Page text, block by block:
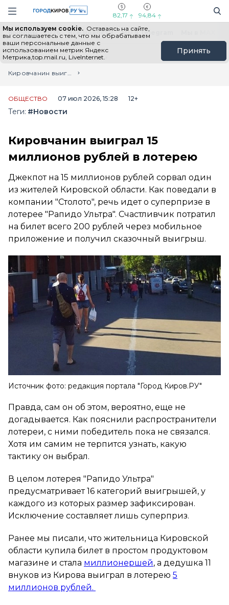
Навигация сайта
82,17 94,84
Мы используем cookie. Оставаясь на сайте,
вы соглашаетесь с тем, что мы обрабатываем
ваши персональные данные с
использованием метрик Яндекс
Метрика,top.mail.ru, LiveInternet.
Принять
Выборы - 2026 Все новости Мы в Telegram
Главная
Лента новостей
Кировчанин выиграл 15 миллионов рублей в лотерею
ОБЩЕСТВО 07 июл 2026, 15:28 12+
Теги: #Новости
Кировчанин выиграл 15
миллионов рублей в лотерею
Джекпот на 15 миллионов рублей сорвал один
из жителей Кировской области. Как поведали в
компании "Столото", речь идет о суперпризе в
лотерее "Рапидо Ультра". Счастливчик потратил
на билет всего 200 рублей через мобильное
приложение и получил сказочный выигрыш.
Источник фото: редакция портала "Город Киров.РУ"
Правда, сам он об этом, вероятно, еще не
догадывается. Как пояснили распространители
лотереи, с ними победитель пока не связался.
Хотя им самим не терпится узнать, какую
тактику он выбрал.
В целом лотерея "Рапидо Ультра"
предусматривает 16 категорий выигрышей, у
каждого из которых размер зафиксирован.
Исключение составляет лишь суперприз.
Ранее мы писали, что жительница Кировской
области купила билет в простом продуктовом
магазине и стала миллионершей, а дедушка 11
внуков из Кирова выиграл в лотерею 5
миллионов рублей.